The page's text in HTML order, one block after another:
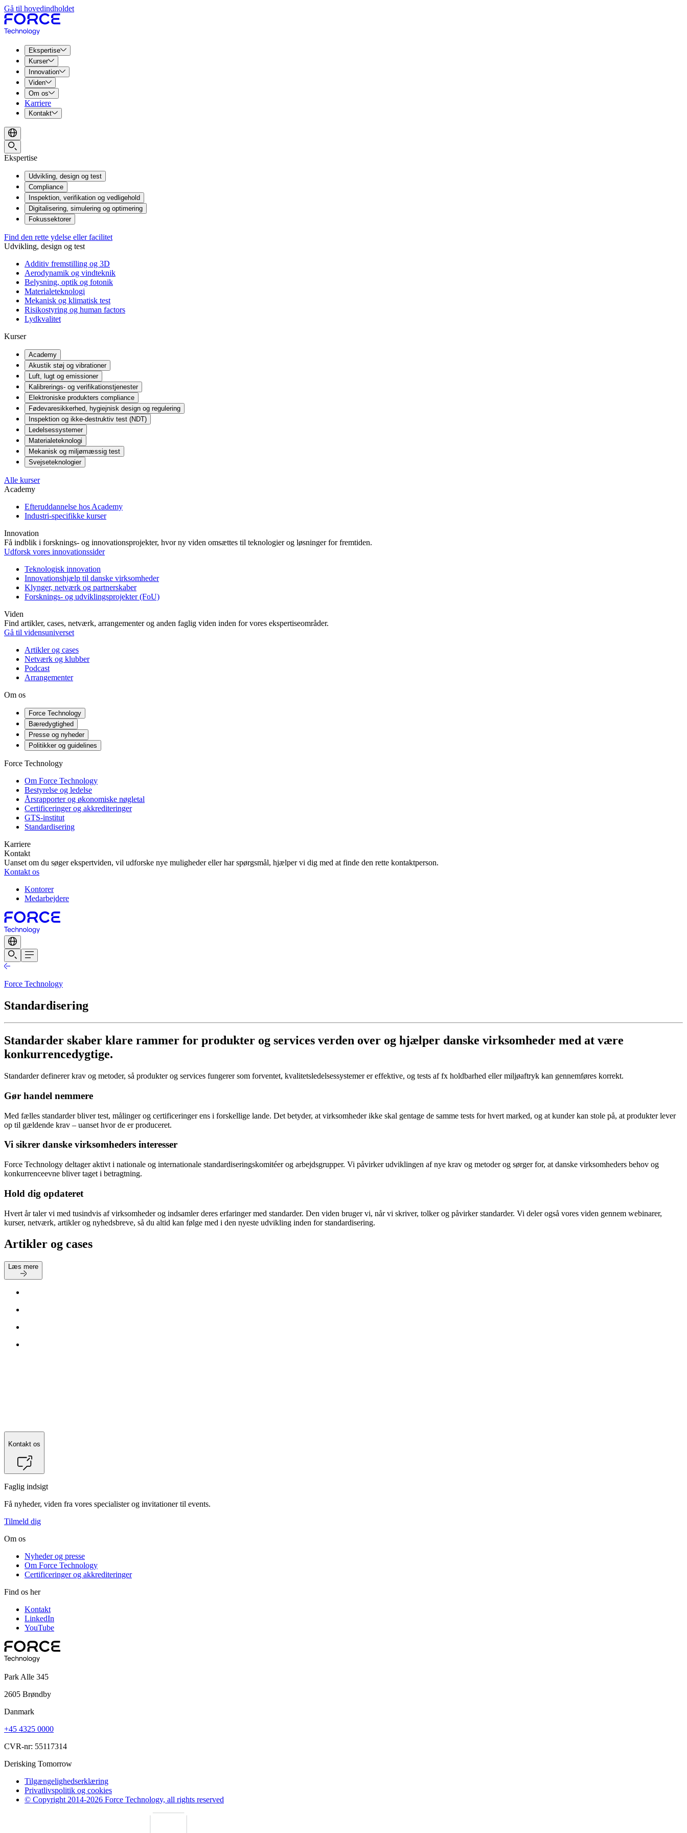
Gå til hovedindholdet
Ekspertise
Kurser
Innovation
Viden
Om os
Karriere
Kontakt
Ekspertise
Udvikling, design og test
Compliance
Inspektion, verifikation og vedligehold
Digitalisering, simulering og optimering
Fokussektorer
Find den rette ydelse eller facilitet
Udvikling, design og test
Additiv fremstilling og 3D
Aerodynamik og vindteknik
Belysning, optik og fotonik
Materialeteknologi
Mekanisk og klimatisk test
Risikostyring og human factors
Lydkvalitet
Kurser
Academy
Akustik støj og vibrationer
Luft, lugt og emissioner
Kalibrerings- og verifikationstjenester
Elektroniske produkters compliance
Fødevaresikkerhed, hygiejnisk design og regulering
Inspektion og ikke-destruktiv test (NDT)
Ledelsessystemer
Materialeteknologi
Mekanisk og miljømæssig test
Svejseteknologier
Alle kurser
Academy
Efteruddannelse hos Academy
Industri-specifikke kurser
Innovation
Få indblik i forsknings- og innovationsprojekter, hvor ny viden omsættes til teknologier og løsninger for fremtiden.
Udforsk vores innovationssider
Teknologisk innovation
Innovationshjælp til danske virksomheder
Klynger, netværk og partnerskaber
Forsknings- og udviklingsprojekter (FoU)
Viden
Find artikler, cases, netværk, arrangementer og anden faglig viden inden for vores ekspertiseområder.
Gå til vidensuniverset
Artikler og cases
Netværk og klubber
Podcast
Arrangementer
Om os
Force Technology
Bæredygtighed
Presse og nyheder
Politikker og guidelines
Force Technology
Om Force Technology
Bestyrelse og ledelse
Årsrapporter og økonomiske nøgletal
Certificeringer og akkrediteringer
GTS-institut
Standardisering
Karriere
Kontakt
Uanset om du søger ekspertviden, vil udforske nye muligheder eller har spørgsmål, hjælper vi dig med at finde den rette kontaktperson.
Kontakt os
Kontorer
Medarbejdere
Force Technology
Standardisering
Standarder skaber klare rammer for produkter og services verden over og hjælper danske virksomheder med at være
konkurrencedygtige.
Standarder definerer krav og metoder, så produkter og services fungerer som forventet, kvalitetsledelsessystemer er effektive, og tests af fx holdbarhed eller miljøaftryk kan gennemføres korrekt.
Gør handel nemmere
Med fælles standarder bliver test, målinger og certificeringer ens i forskellige lande. Det betyder, at virksomheder ikke skal gentage de samme tests for hvert marked, og at kunder kan stole på, at produkter lever
op til gældende krav – uanset hvor de er produceret.
Vi sikrer danske virksomheders interesser
Force Technology deltager aktivt i nationale og internationale standardiseringskomitéer og arbejdsgrupper. Vi påvirker udviklingen af nye krav og metoder og sørger for, at danske virksomheders behov og
konkurrenceevne bliver taget i betragtning.
Hold dig opdateret
Hvert år taler vi med tusindvis af virksomheder og indsamler deres erfaringer med standarder. Den viden bruger vi, når vi skriver, tolker og påvirker standarder. Vi deler også vores viden gennem webinarer,
kurser, netværk, artikler og nyhedsbreve, så du altid kan følge med i den nyeste udvikling inden for standardisering.
Artikler og cases
Læs mere
Kontakt os
Faglig indsigt
Få nyheder, viden fra vores specialister og invitationer til events.
Tilmeld dig
Om os
Nyheder og presse
Om Force Technology
Certificeringer og akkrediteringer
Find os her
Kontakt
LinkedIn
YouTube
Park Alle 345
2605 Brøndby
Danmark
+45 4325 0000
CVR-nr: 55117314
Derisking Tomorrow
Tilgængelighedserklæring
Privatlivspolitik og cookies
© Copyright 2014-2026 Force Technology, all rights reserved